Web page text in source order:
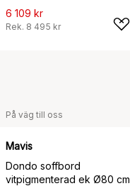
6 109 kr
Rek. 8 495 kr
På väg till oss
Mavis
Dondo soffbord
vitpigmenterad ek Ø80 cm,